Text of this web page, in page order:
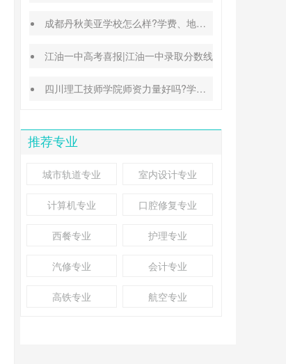
成都丹秋美亚学校怎么样?学费、地址、办学特色汇总
江油一中高考喜报|江油一中录取分数线
四川理工技师学院师资力量好吗?学校地址在哪里
推荐专业
城市轨道专业 室内设计专业
计算机专业 口腔修复专业
西餐专业 护理专业
汽修专业 会计专业
高铁专业 航空专业